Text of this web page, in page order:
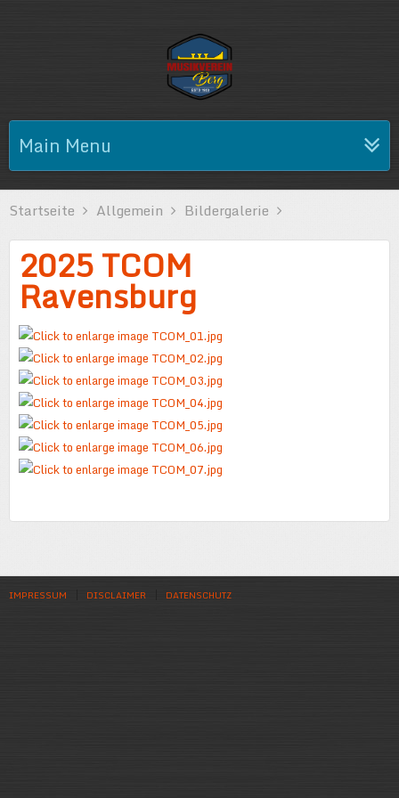
Main Menu
Startseite Allgemein Bildergalerie
2025 TCOM
Ravensburg
IMPRESSUM DISCLAIMER DATENSCHUTZ